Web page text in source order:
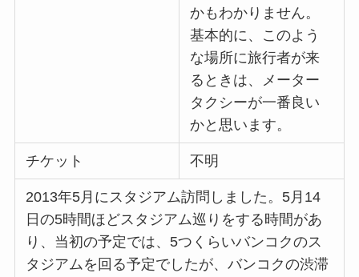
かもわかりません。
基本的に、このよう
な場所に旅行者が来
るときは、メーター
タクシーが一番良い
かと思います。
チケット 不明
2013年5月にスタジアム訪問しました。5月14
日の5時間ほどスタジアム巡りをする時間があ
り、当初の予定では、5つくらいバンコクのス
タジアムを回る予定でしたが、バンコクの渋滞